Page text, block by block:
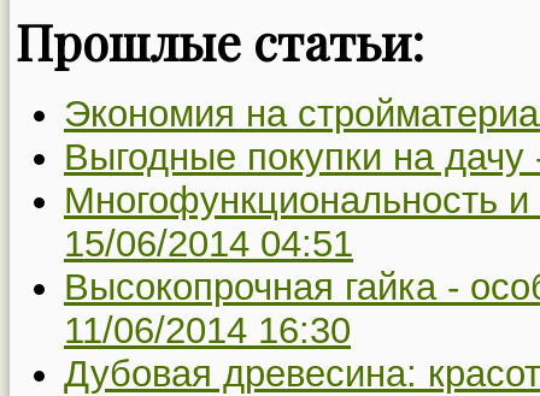
Прошлые статьи:
Экономия на
Выгодные покупки на
Многофункциональность
15/06/2014 04:51
Высокопрочная гайка -
11/06/2014 16:30
Дубовая древесина: